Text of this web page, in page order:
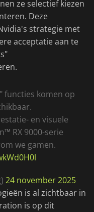
ze selectief kiezen
Deze
strategie met
acceptatie aan te
functies komen op
en visuele
RX 9000-serie
we gamen.
24 november 2025
is al zichtbaar in
is op dit